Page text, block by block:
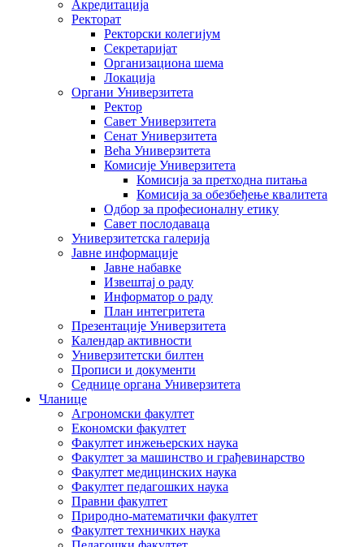
Акредитација
Ректорат
Ректорски колегијум
Секретаријат
Организациона шема
Локација
Органи Универзитета
Ректор
Савет Универзитета
Сенат Универзитета
Већа Универзитета
Комисије Универзитета
Комисија за претходна питања
Комисија за обезбеђење квалитета
Одбор за професионалну етику
Савет послодаваца
Универзитетска галерија
Јавне информације
Јавне набавке
Извештај о раду
Информатор о раду
План интегритета
Презентације Универзитета
Календар активности
Универзитетски билтен
Прописи и документи
Седнице органа Универзитета
Чланице
Агрономски факултет
Економски факултет
Факултет инжењерских наука
Факултет за машинство и грађевинарство
Факултет медицинских наука
Факултет педагошких наука
Правни факултет
Природно-математички факултет
Факултет техничких наука